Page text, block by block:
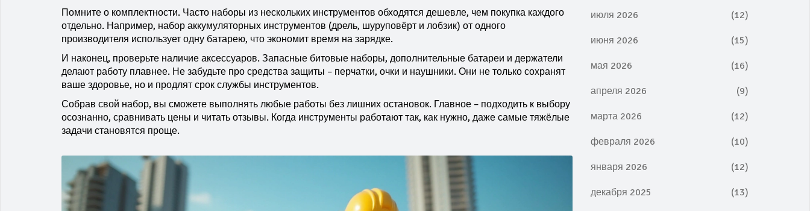
Помните о комплектности. Часто наборы из нескольких инструментов обходятся дешевле, чем покупка каждого
отдельно. Например, набор аккумуляторных инструментов (дрель, шуруповёрт и лобзик) от одного
производителя использует одну батарею, что экономит время на зарядке.
И наконец, проверьте наличие аксессуаров. Запасные битовые наборы, дополнительные батареи и держатели
делают работу плавнее. Не забудьте про средства защиты – перчатки, очки и наушники. Они не только сохранят
ваше здоровье, но и продлят срок службы инструментов.
Собрав свой набор, вы сможете выполнять любые работы без лишних остановок. Главное – подходить к выбору
осознанно, сравнивать цены и читать отзывы. Когда инструменты работают так, как нужно, даже самые тяжёлые
задачи становятся проще.
июля 2026 (12)
июня 2026 (15)
мая 2026 (16)
апреля 2026 (9)
марта 2026 (12)
февраля 2026 (10)
января 2026 (12)
декабря 2025 (13)